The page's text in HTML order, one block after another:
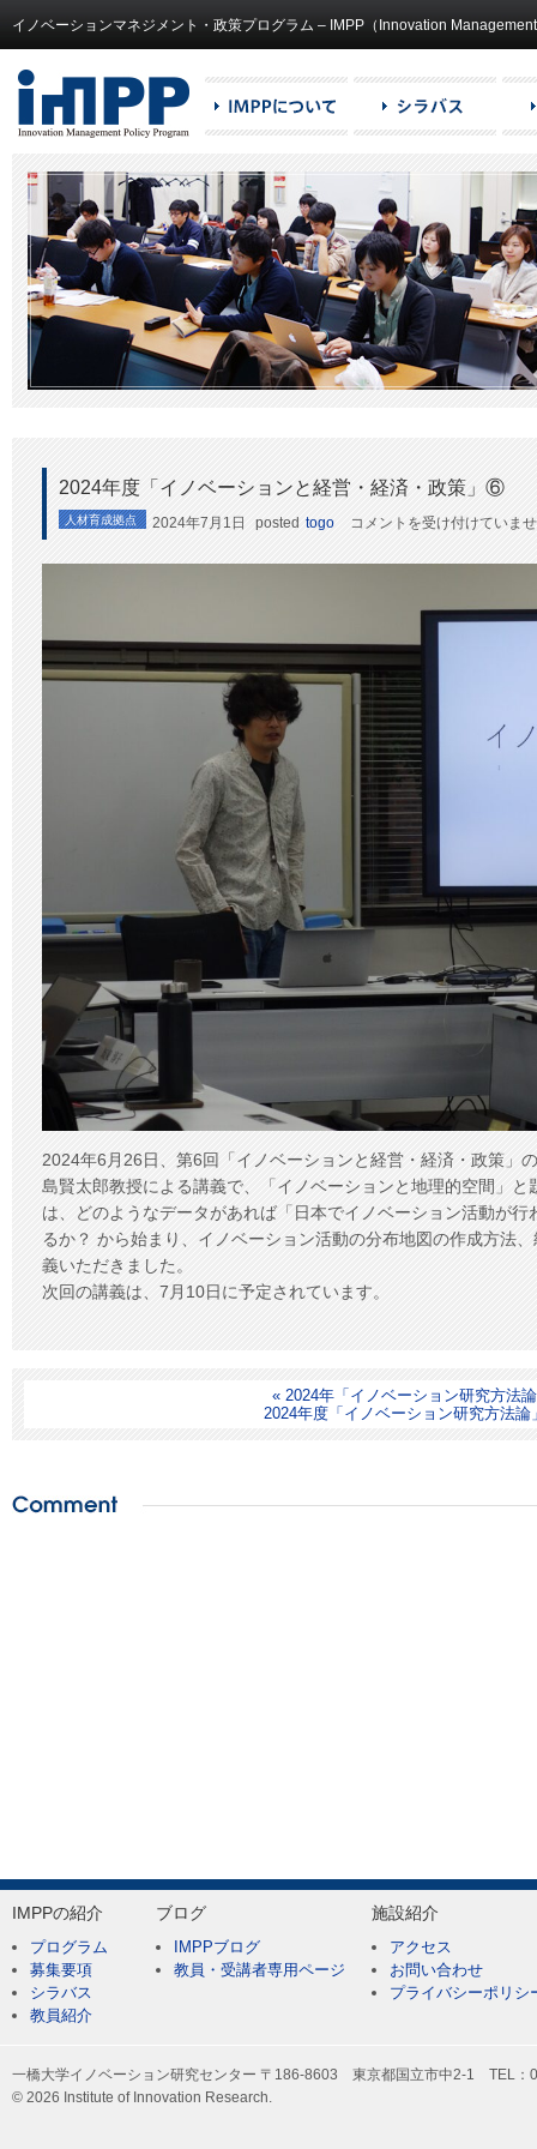
イノベーションマネジメント・政策プログラム – IMPP（Innovation
2024年度「イノベーションと経営・経済・政策」⑥
人材育成拠点 2024年7月1日 posted togo
2024
度
ー
シ
ョ
ン
と
経
営・
経
済・
は
コメントを受け付けていま
2024年6月26日、第6回「イノベーションと経営・経済・政策」
島賢太郎教授による講義で、「イノベーションと地理的空間」
は、どのようなデータがあれば「日本でイノベーション活動が
るか？ から始まり、イノベーション活動の分布地図の作成方法
義いただきました。
次回の講義は、7月10日に予定されています。
« 2024年「イノベーション研究方法
2024年度「イノベーション研究方法
IMPPの紹介
プログラム
募集要項
シラバス
教員紹介
ブログ
IMPPブログ
教員・受講者専用ページ
施設紹介
アクセス
お問い合わせ
プライバシーポリシ
一橋大学イノベーション研究センター 〒186-8603 東京都国立市中2-1 TEL：
© 2026 Institute of Innovation Research.